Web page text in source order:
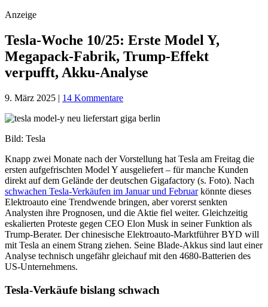
Anzeige
Tesla-Woche 10/25: Erste Model Y,
Megapack-Fabrik, Trump-Effekt
verpufft, Akku-Analyse
9. März 2025 | 14 Kommentare
Bild: Tesla
Knapp zwei Monate nach der Vorstellung hat Tesla am Freitag die
ersten aufgefrischten Model Y ausgeliefert – für manche Kunden
direkt auf dem Gelände der deutschen Gigafactory (s. Foto). Nach
schwachen Tesla-Verkäufen im Januar und Februarkönnte dieses
Elektroauto eine Trendwende bringen, aber vorerst senkten
Analysten ihre Prognosen, und die Aktie fiel weiter. Gleichzeitig
eskalierten Proteste gegen CEO Elon Musk in seiner Funktion als
Trump-Berater. Der chinesische Elektroauto-Marktführer BYD will
mit Tesla an einem Strang ziehen. Seine Blade-Akkus sind laut einer
Analyse technisch ungefähr gleichauf mit den 4680-Batterien des
US-Unternehmens.
Tesla-Verkäufe bislang schwach